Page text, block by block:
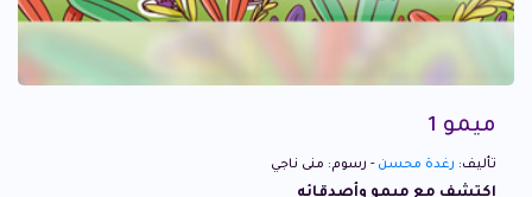
ميمو 1
تأليف: رغدة محسن - رسوم: منى ناجي
اكتشف مع ميمو وأصدقائه